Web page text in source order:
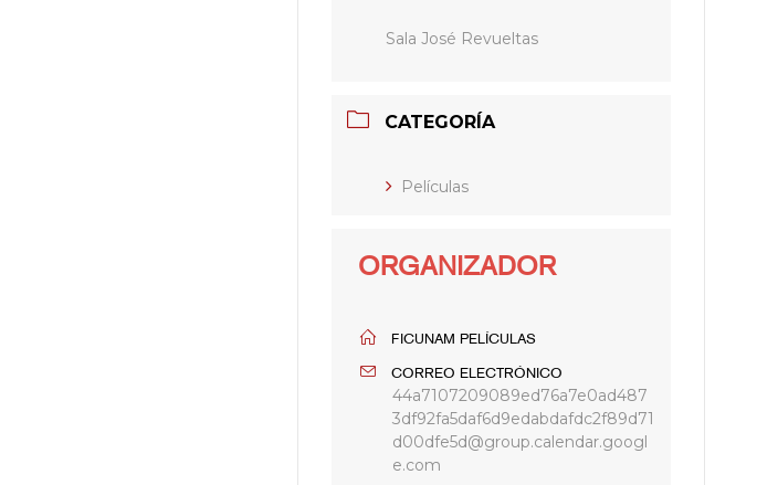
Sala José Revueltas
CATEGORÍA
Películas
ORGANIZADOR
FICUNAM PELÍCULAS
CORREO ELECTRÓNICO
44a7107209089ed76a7e0ad487
3df92fa5daf6d9edabdafdc2f89d71
d00dfe5d@group.calendar.googl
e.com